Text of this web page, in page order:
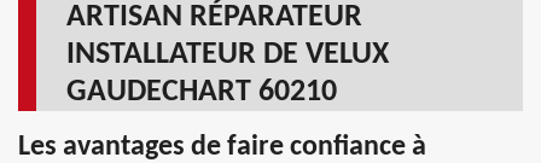
ARTISAN RÉPARATEUR
INSTALLATEUR DE VELUX
GAUDECHART 60210
Les avantages de faire confiance à